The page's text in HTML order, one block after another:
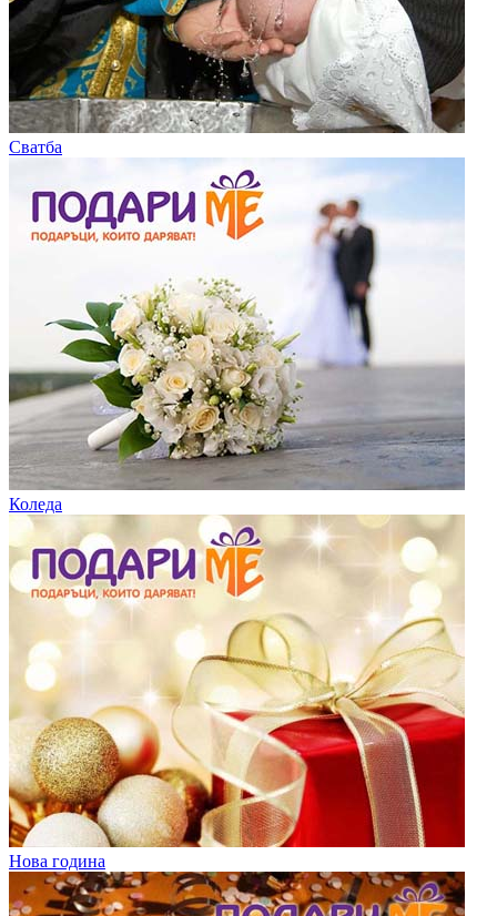
Сватба
Коледа
Нова година